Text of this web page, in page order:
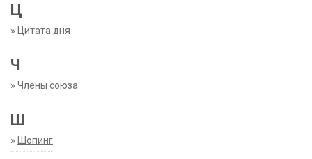
Ц
» Цитата дня
Ч
» Члены союза
Ш
» Шопинг